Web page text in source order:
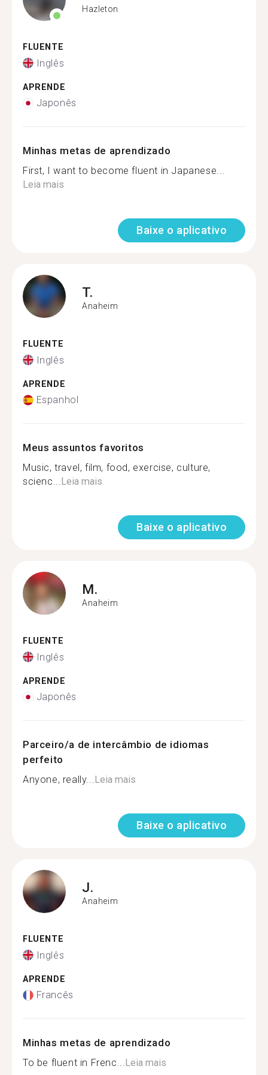
Hazleton
FLUENTE
Inglês
APRENDE
Japonês
Minhas metas de aprendizado
First, I want to become fluent in Japanese...
Leia mais
Baixe o aplicativo
T.
Anaheim
FLUENTE
Inglês
APRENDE
Espanhol
Meus assuntos favoritos
Music, travel, film, food, exercise, culture,
scienc...Leia mais
Baixe o aplicativo
M.
Anaheim
FLUENTE
Inglês
APRENDE
Japonês
Parceiro/a de intercâmbio de idiomas
perfeito
Anyone, really...Leia mais
Baixe o aplicativo
J.
Anaheim
FLUENTE
Inglês
APRENDE
Francês
Minhas metas de aprendizado
To be fluent in Frenc...Leia mais